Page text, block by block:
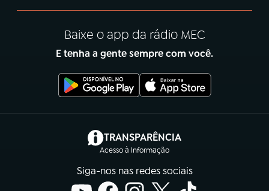
Baixe o app da rádio MEC
E tenha a gente sempre com você.
TRANSPARÊNCIA
Acesso à Informação
(abre em nova aba)
Siga-nos nas redes sociais